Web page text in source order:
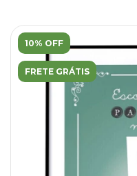
10% OFF
FRETE GRÁTIS